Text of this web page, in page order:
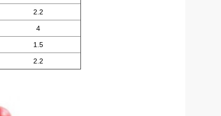
2.2
4
1.5
2.2